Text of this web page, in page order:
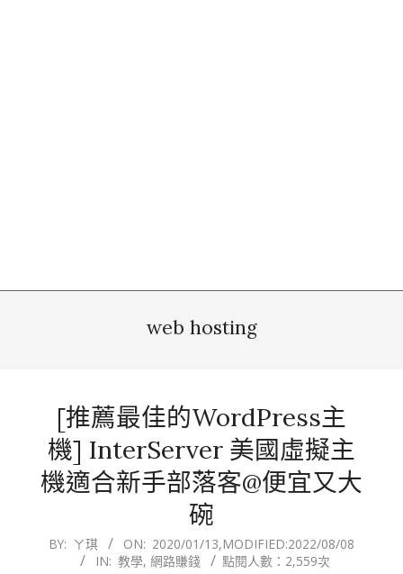
web hosting
[推薦最佳的WordPress主
機] InterServer 美國虛擬主
機適合新手部落客@便宜又大
碗
2020-
BY: ㄚ琪 ON: 2020/01/13,MODIFIED:2022/08/08
IN: 教學, 網路賺錢 點閱人數：2,559次